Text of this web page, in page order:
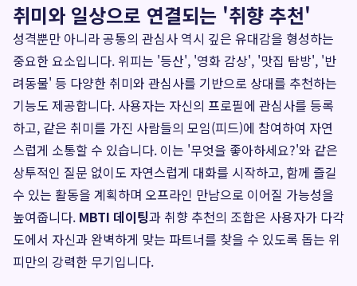
취미와 일상으로 연결되는 '취향 추천'
성격뿐만 아니라 공통의 관심사 역시 깊은 유대감을 형성하는
중요한 요소입니다. 위피는 '등산', '영화 감상', '맛집 탐방', '반
려동물' 등 다양한 취미와 관심사를 기반으로 상대를 추천하는
기능도 제공합니다. 사용자는 자신의 프로필에 관심사를 등록
하고, 같은 취미를 가진 사람들의 모임(피드)에 참여하여 자연
스럽게 소통할 수 있습니다. 이는 '무엇을 좋아하세요?'와 같은
상투적인 질문 없이도 자연스럽게 대화를 시작하고, 함께 즐길
수 있는 활동을 계획하며 오프라인 만남으로 이어질 가능성을
높여줍니다. MBTI 데이팅과 취향 추천의 조합은 사용자가 다각
도에서 자신과 완벽하게 맞는 파트너를 찾을 수 있도록 돕는 위
피만의 강력한 무기입니다.